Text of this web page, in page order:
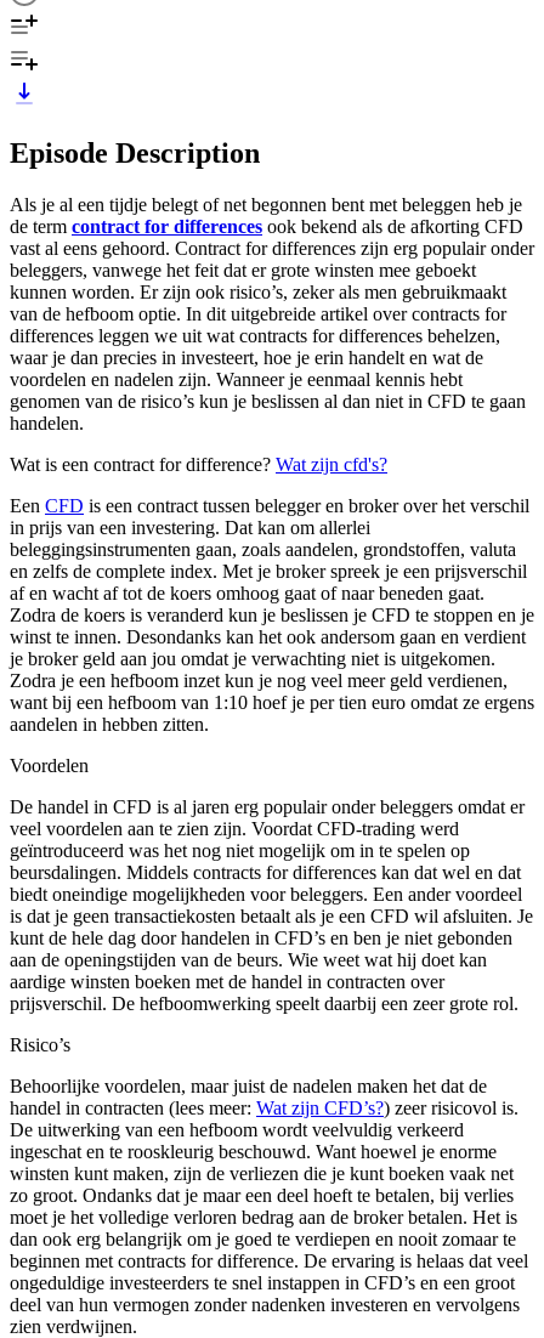
Episode Description
Als je al een tijdje belegt of net begonnen bent met beleggen heb je
de term contract for differences ook bekend als de afkorting CFD
vast al eens gehoord. Contract for differences zijn erg populair onder
beleggers, vanwege het feit dat er grote winsten mee geboekt
kunnen worden. Er zijn ook risico’s, zeker als men gebruikmaakt
van de hefboom optie. In dit uitgebreide artikel over contracts for
differences leggen we uit wat contracts for differences behelzen,
waar je dan precies in investeert, hoe je erin handelt en wat de
voordelen en nadelen zijn. Wanneer je eenmaal kennis hebt
genomen van de risico’s kun je beslissen al dan niet in CFD te gaan
handelen.
Wat is een contract for difference? Wat zijn cfd's?
Een CFD is een contract tussen belegger en broker over het verschil
in prijs van een investering. Dat kan om allerlei
beleggingsinstrumenten gaan, zoals aandelen, grondstoffen, valuta
en zelfs de complete index. Met je broker spreek je een prijsverschil
af en wacht af tot de koers omhoog gaat of naar beneden gaat.
Zodra de koers is veranderd kun je beslissen je CFD te stoppen en je
winst te innen. Desondanks kan het ook andersom gaan en verdient
je broker geld aan jou omdat je verwachting niet is uitgekomen.
Zodra je een hefboom inzet kun je nog veel meer geld verdienen,
want bij een hefboom van 1:10 hoef je per tien euro omdat ze ergens
aandelen in hebben zitten.
Voordelen
De handel in CFD is al jaren erg populair onder beleggers omdat er
veel voordelen aan te zien zijn. Voordat CFD-trading werd
geïntroduceerd was het nog niet mogelijk om in te spelen op
beursdalingen. Middels contracts for differences kan dat wel en dat
biedt oneindige mogelijkheden voor beleggers. Een ander voordeel
is dat je geen transactiekosten betaalt als je een CFD wil afsluiten. Je
kunt de hele dag door handelen in CFD’s en ben je niet gebonden
aan de openingstijden van de beurs. Wie weet wat hij doet kan
aardige winsten boeken met de handel in contracten over
prijsverschil. De hefboomwerking speelt daarbij een zeer grote rol.
Risico’s
Behoorlijke voordelen, maar juist de nadelen maken het dat de
handel in contracten (lees meer: Wat zijn CFD’s?) zeer risicovol is.
De uitwerking van een hefboom wordt veelvuldig verkeerd
ingeschat en te rooskleurig beschouwd. Want hoewel je enorme
winsten kunt maken, zijn de verliezen die je kunt boeken vaak net
zo groot. Ondanks dat je maar een deel hoeft te betalen, bij verlies
moet je het volledige verloren bedrag aan de broker betalen. Het is
dan ook erg belangrijk om je goed te verdiepen en nooit zomaar te
beginnen met contracts for difference. De ervaring is helaas dat veel
ongeduldige investeerders te snel instappen in CFD’s en een groot
deel van hun vermogen zonder nadenken investeren en vervolgens
zien verdwijnen.